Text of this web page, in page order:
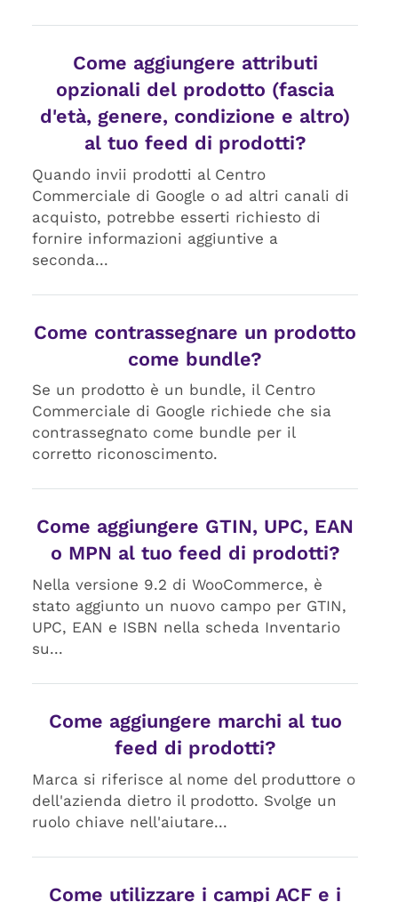
Come aggiungere attributi
opzionali del prodotto (fascia
d'età, genere, condizione e altro)
al tuo feed di prodotti?
Quando invii prodotti al Centro
Commerciale di Google o ad altri canali di
acquisto, potrebbe esserti richiesto di
fornire informazioni aggiuntive a
seconda...
Come contrassegnare un prodotto
come bundle?
Se un prodotto è un bundle, il Centro
Commerciale di Google richiede che sia
contrassegnato come bundle per il
corretto riconoscimento.
Come aggiungere GTIN, UPC, EAN
o MPN al tuo feed di prodotti?
Nella versione 9.2 di WooCommerce, è
stato aggiunto un nuovo campo per GTIN,
UPC, EAN e ISBN nella scheda Inventario
su...
Come aggiungere marchi al tuo
feed di prodotti?
Marca si riferisce al nome del produttore o
dell'azienda dietro il prodotto. Svolge un
ruolo chiave nell'aiutare...
Come utilizzare i campi ACF e i